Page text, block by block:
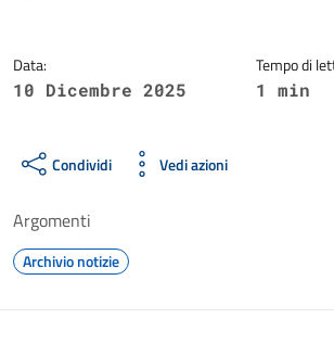
Data:
10 Dicembre 2025
Tempo di
1 min
Condividi Vedi azioni
Argomenti
Archivio notizie